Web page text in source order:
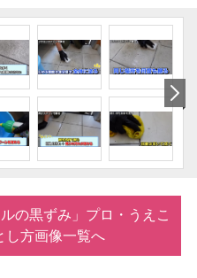
の黒ずみ」プロ・うえこ
し方画像一覧へ